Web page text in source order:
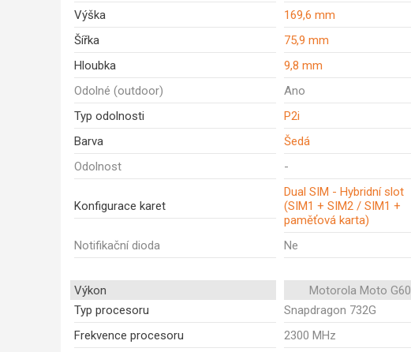
Výška
169,6 mm
Šířka
75,9 mm
Hloubka
9,8 mm
Odolné (outdoor)
Ano
Typ odolnosti
P2i
Barva
Šedá
Odolnost
-
Konfigurace karet
Dual SIM - Hybridní slot
(SIM1 + SIM2 / SIM1 +
paměťová karta)
Notifikační dioda Ne
Výkon Motorola Moto G60
Typ procesoru
Snapdragon 732G
Frekvence procesoru
2300 MHz